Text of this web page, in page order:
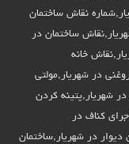
نقاش ساختمان
ساختمان در
خانه
در شهریار,مولتی
شهریار,پتینه کردن
کناف در
دیوار در شهریار,ساختمان